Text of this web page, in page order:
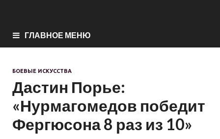
ГЛАВНОЕ МЕНЮ
БОЕВЫЕ ИСКУССТВА
Дастин Порье:
«Нурмагомедов победит
Фергюсона 8 раз из 10»